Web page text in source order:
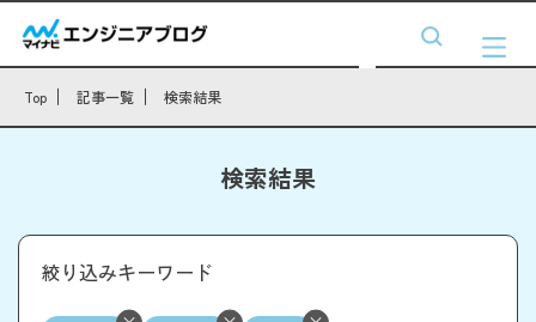
Top 記事一覧 検索結果
検索結果
絞り込みキーワード